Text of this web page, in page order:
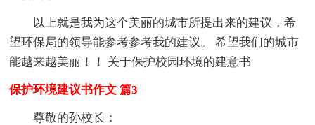
以上就是我为这个美丽的城市所提出来的建议，希
望环保局的领导能参考参考我的建议。 希望我们的城市
能越来越美丽！！ 关于保护校园环境的建意书
保护环境建议书作文 篇3
尊敬的孙校长：